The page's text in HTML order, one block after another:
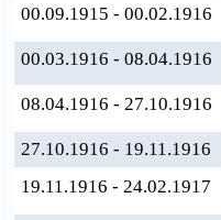
00.09.1915 - 00.02.1916
00.03.1916 - 08.04.1916
08.04.1916 - 27.10.1916
27.10.1916 - 19.11.1916
19.11.1916 - 24.02.1917